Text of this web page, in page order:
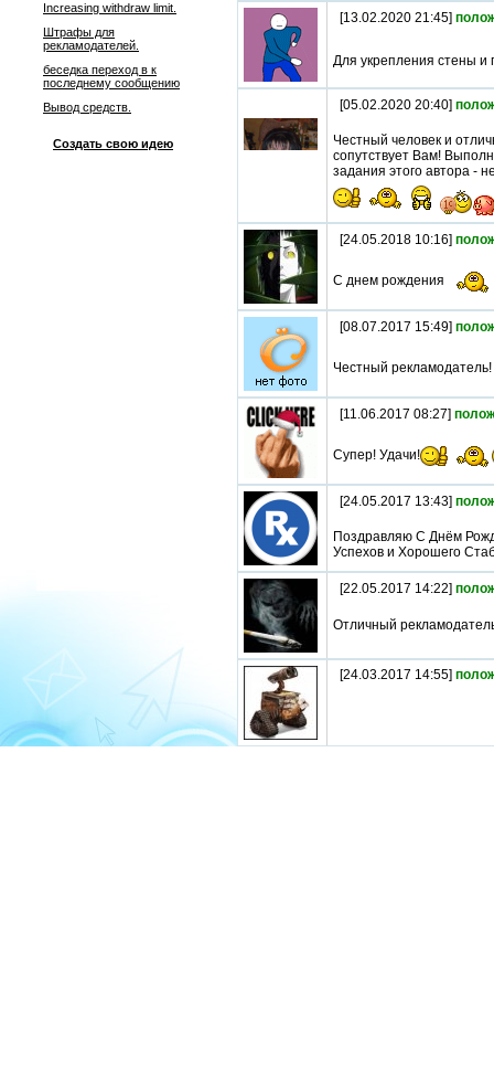
Increasing withdraw limit.
Штрафы для
рекламодателей.
беседка переход в к
последнему сообщению
Вывод средств.
Создать свою идею
[13.02.2020 21:45]
Для укрепления стены и
[05.02.2020 20:40]
Честный человек и
сопутствует Вам!
задания этого автора -
[24.05.2018 10:16]
С днем рождения
[08.07.2017 15:49]
Честный рекламодатель!
[11.06.2017 08:27]
Супер! Удачи!
[24.05.2017 13:43]
Поздравляю С Днём
Успехов и Хорошего
[22.05.2017 14:22]
Отличный
[24.03.2017 14:55]